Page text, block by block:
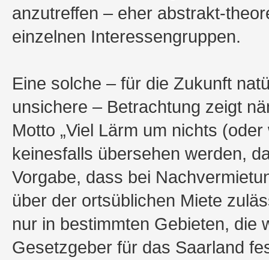
anzutreffen – eher abstrakt-
einzelnen Interessengruppen.
Eine solche – für die Zukunft
unsichere – Betrachtung zeigt
Motto „Viel Lärm um nichts
keinesfalls übersehen werden,
Vorgabe, dass bei
über der ortsüblichen Miete
nur in bestimmten Gebieten, die
Gesetzgeber für das Saarland